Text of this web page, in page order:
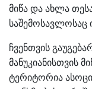
მიწა და ახლა
საშემოსავლოსაც
ჩვენთვის
მანუკიანისთვის
ტერიტორია